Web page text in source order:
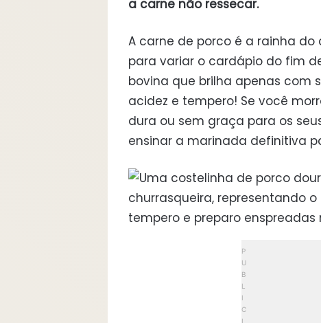
a carne não ressecar.
A carne de porco é a rainha
para variar o cardápio do fim
bovina que brilha apenas com
acidez e tempero! Se você
dura ou sem graça para os
ensinar a marinada definitiva